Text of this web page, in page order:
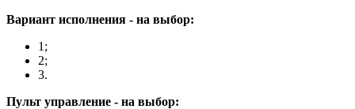
Вариант исполнения - на выбор:
1;
2;
3.
Пульт управление - на выбор: